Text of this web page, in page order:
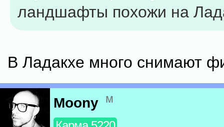
ландшафты похожи на
В Ладакхе много снимают
Moony м